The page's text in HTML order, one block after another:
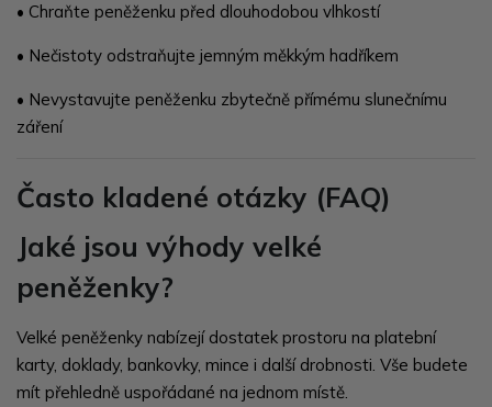
• Chraňte peněženku před dlouhodobou vlhkostí
• Nečistoty odstraňujte jemným měkkým hadříkem
• Nevystavujte peněženku zbytečně přímému slunečnímu
záření
Často kladené otázky (FAQ)
Jaké jsou výhody velké
peněženky?
Velké peněženky nabízejí dostatek prostoru na platební
karty, doklady, bankovky, mince i další drobnosti. Vše budete
mít přehledně uspořádané na jednom místě.